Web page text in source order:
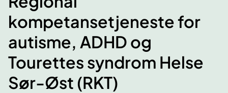
kompetansetjeneste for
autisme, ADHD og
Tourettes syndrom Helse
Sør-Øst (RKT)